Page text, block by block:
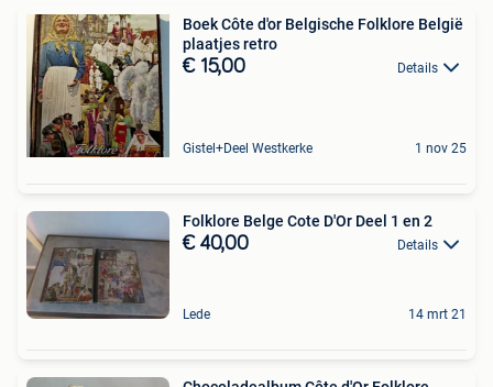
Boek Côte d'or Belgische Folklore België
plaatjes retro
€ 15,00 Details
Gistel+Deel Westkerke 1 nov 25
Folklore Belge Cote D'Or Deel 1 en 2
€ 40,00 Details
Lede 14 mrt 21